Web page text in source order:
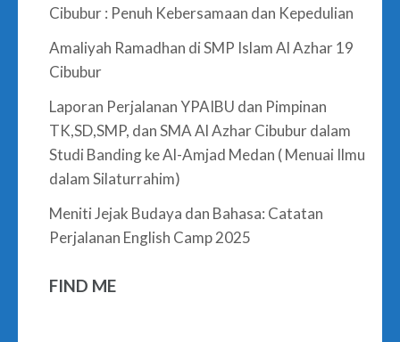
Cibubur : Penuh Kebersamaan dan Kepedulian
Amaliyah Ramadhan di SMP Islam Al Azhar 19
Cibubur
Laporan Perjalanan YPAIBU dan Pimpinan
TK,SD,SMP, dan SMA Al Azhar Cibubur dalam
Studi Banding ke Al-Amjad Medan ( Menuai Ilmu
dalam Silaturrahim)
Meniti Jejak Budaya dan Bahasa: Catatan
Perjalanan English Camp 2025
FIND ME